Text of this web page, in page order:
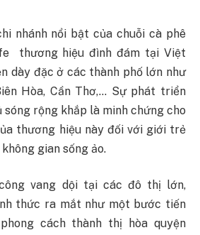
nhánh nổi bật của chuỗi cà phê
thương hiệu đình đám tại Việt
dày đặc ở các thành phố lớn như
Hòa, Cần Thơ,… Sự phát triển
sóng rộng khắp là minh chứng cho
thương hiệu này đối với giới trẻ
gian sống ảo.
vang dội tại các đô thị lớn,
thức ra mắt như một bước tiến
cách thành thị hòa quyện